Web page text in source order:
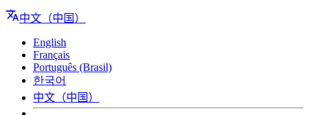
中文（中国）
English
Français
Português (Brasil)
한국어
中文（中国）